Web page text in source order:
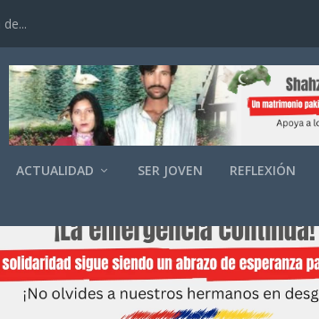
ACTUALIDAD SER JOVEN REFLEXIÓN